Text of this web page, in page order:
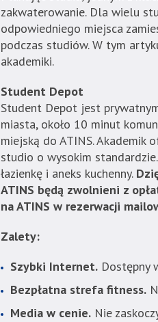
zakwaterowanie. Dla wielu
odpowiedniego miejsca
podczas studiów. W tym
akademiki.
Student Depot
Student Depot jest
miasta, około 10 minut
miejską do ATINS. Akademik
studio o wysokim
łazienkę i aneks kuchenny.
ATINS będą zwolnieni z
na ATINS w rezerwacji
Zalety:
Szybki Internet. Dostępny
Bezpłatna strefa fitness.
Media w cenie. Nie